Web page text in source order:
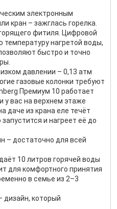
электронным
кран – зажглась горелка.
фитиля. Цифровой
нагретой воды,
быстро и точно
давлении – 0,13 атм
газовые колонки требуют
Премиум 10 работает
у вас на верхнем этаже
даче из крана еле течёт
и нагреет её до
– достаточно для всей
10 литров горячей воды
для комфортного принятия
в семье из 2–3
дизайн, который